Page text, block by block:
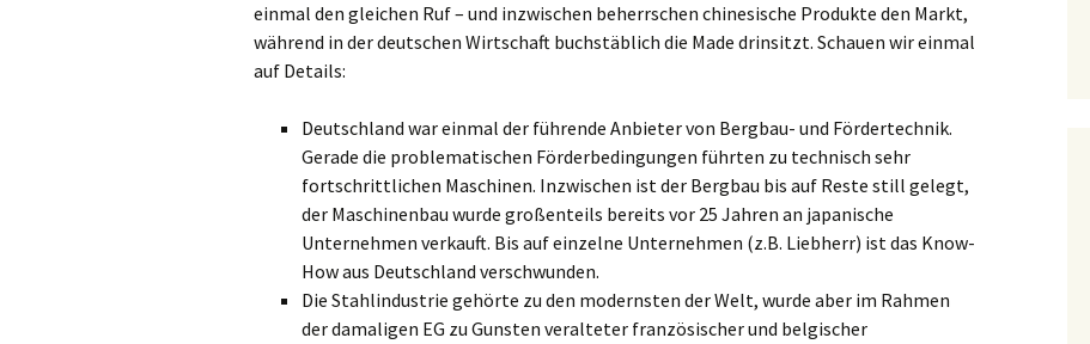
einmal den gleichen Ruf – und inzwischen beherrschen chinesische Produkte den Markt,
während in der deutschen Wirtschaft buchstäblich die Made drinsitzt. Schauen wir einmal
auf Details:
Deutschland war einmal der führende Anbieter von Bergbau- und Fördertechnik.
Gerade die problematischen Förderbedingungen führten zu technisch sehr
fortschrittlichen Maschinen. Inzwischen ist der Bergbau bis auf Reste still gelegt,
der Maschinenbau wurde großenteils bereits vor 25 Jahren an japanische
Unternehmen verkauft. Bis auf einzelne Unternehmen (z.B. Liebherr) ist das Know-
How aus Deutschland verschwunden.
Die Stahlindustrie gehörte zu den modernsten der Welt, wurde aber im Rahmen
der damaligen EG zu Gunsten veralteter französischer und belgischer